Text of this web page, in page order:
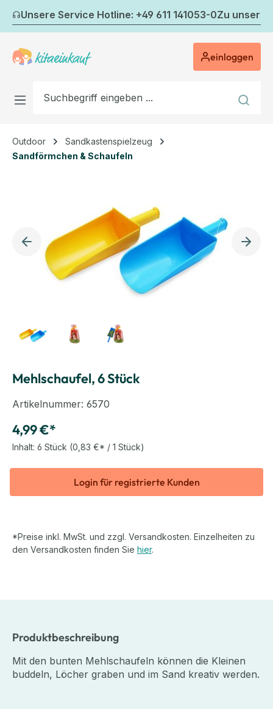
Zum Hauptinhalt springen
Unsere Service Hotline: +49 611 141053-0Zu
einloggen
Outdoor
Sandkastenspielzeug
Sandförmchen & Schaufeln
Mehlschaufel, 6 Stück
Artikelnummer: 6570
4,99 €*
Inhalt: 6 Stück (0,83 €* / 1 Stück)
Login für registrierte Kunden
*Preise inkl. MwSt. und zzgl. Versandkosten. Einzelheiten zu
den Versandkosten finden Sie hier.
Produktbeschreibung
Mit den bunten Mehlschaufeln können die Kleinen
buddeln, Löcher graben und im Sand kreativ werden.